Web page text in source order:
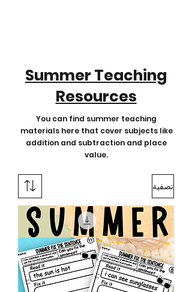
Summer Teaching
Resources
You can find summer teaching
materials here that cover subjects like
addition and subtraction and place
value.
تصفية